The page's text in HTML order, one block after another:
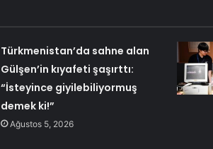
Türkmenistan’da sahne alan
Gülşen’in kıyafeti şaşırttı:
“İsteyince giyilebiliyormuş
demek ki!”
Ağustos 5, 2026